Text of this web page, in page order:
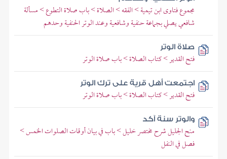
مجموع فتاوى ابن تيمية > الفقه > الصلاة > باب صلاة التطوع > مسألة
شافعي يصلي بجماعة حنفية وشافعية وعند الوتر الحنفية وحدهم
صلاة الوتر
فتح القدير > كتاب الصلاة > باب صلاة الوتر
اجتمعت أهل قرية على ترك الوتر
فتح القدير > كتاب الصلاة > باب صلاة الوتر
والوتر سنة آكد
منح الجليل شرح مختصر خليل > باب في بيان أوقات الصلوات الخمس >
فصل في النفل